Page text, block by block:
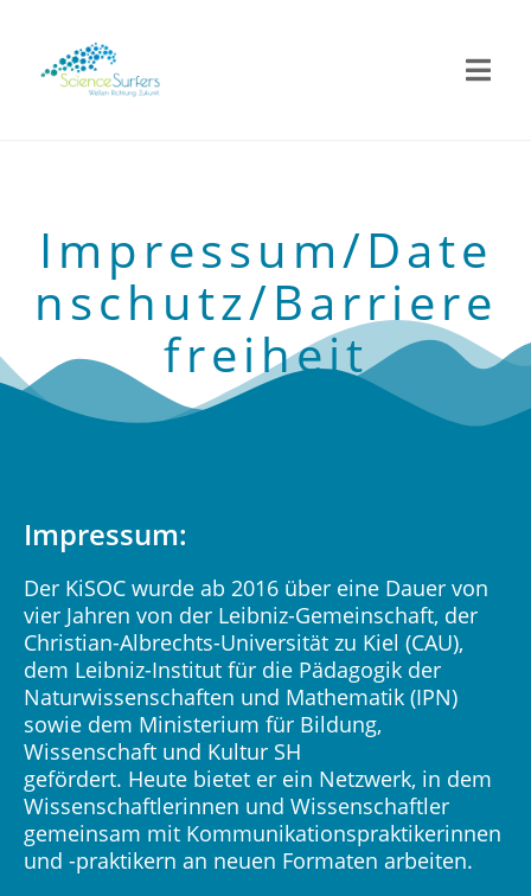
Impressum/Date
nschutz/Barriere
freiheit
Impressum:
Der KiSOC wurde ab 2016 über eine Dauer von
vier Jahren von der Leibniz-Gemeinschaft, der
Christian-Albrechts-Universität zu Kiel (CAU),
dem Leibniz-Institut für die Pädagogik der
Naturwissenschaften und Mathematik (IPN)
sowie dem Ministerium für Bildung,
Wissenschaft und Kultur SH
gefördert. Heute bietet er ein Netzwerk, in dem
Wissenschaftlerinnen und Wissenschaftler
gemeinsam mit Kommunikationspraktikerinnen
und -praktikern an neuen Formaten arbeiten.